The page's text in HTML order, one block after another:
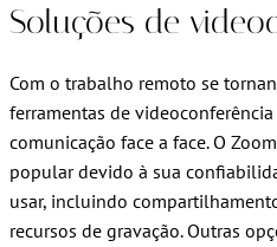
Soluções de
Com o trabalho remoto se
ferramentas de
comunicação face a face. O
popular devido à sua
usar, incluindo
recursos de gravação. Outras